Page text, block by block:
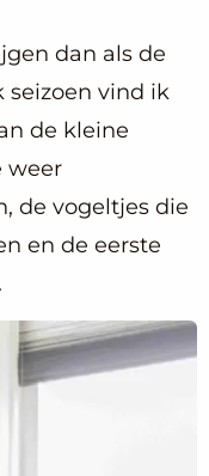
dan als de
seizoen vind ik
de kleine
weer
de vogeltjes die
en de eerste